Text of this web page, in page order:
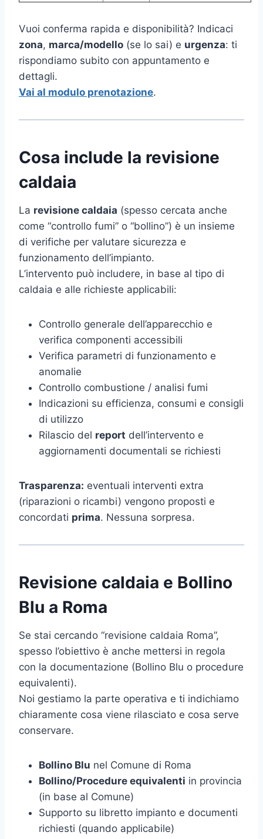
Vuoi conferma rapida e disponibilità? Indicaci
zona, marca/modello (se lo sai) e urgenza: ti
rispondiamo subito con appuntamento e
dettagli.
Vai al modulo prenotazione.
Cosa include la revisione
caldaia
La revisione caldaia (spesso cercata anche
come “controllo fumi” o “bollino”) è un insieme
di verifiche per valutare sicurezza e
funzionamento dell’impianto.
L’intervento può includere, in base al tipo di
caldaia e alle richieste applicabili:
Controllo generale dell’apparecchio e
verifica componenti accessibili
Verifica parametri di funzionamento e
anomalie
Controllo combustione / analisi fumi
Indicazioni su efficienza, consumi e consigli
di utilizzo
Rilascio del report dell’intervento e
aggiornamenti documentali se richiesti
Trasparenza: eventuali interventi extra
(riparazioni o ricambi) vengono proposti e
concordati prima. Nessuna sorpresa.
Revisione caldaia e Bollino
Blu a Roma
Se stai cercando “revisione caldaia Roma”,
spesso l’obiettivo è anche mettersi in regola
con la documentazione (Bollino Blu o procedure
equivalenti).
Noi gestiamo la parte operativa e ti indichiamo
chiaramente cosa viene rilasciato e cosa serve
conservare.
Bollino Blu nel Comune di Roma
Bollino/Procedure equivalenti in provincia
(in base al Comune)
Supporto su libretto impianto e documenti
richiesti (quando applicabile)